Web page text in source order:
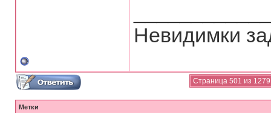
Невидимки
Страница 501 из 1279
Метки